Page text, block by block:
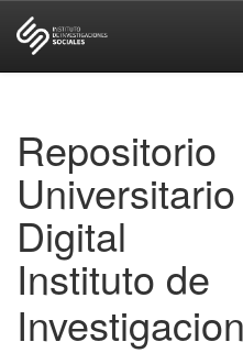
Repositorio
Universitario
Digital
Instituto de